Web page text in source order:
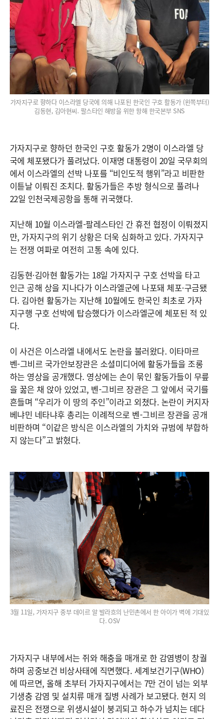
가자지구로 향하다 이스라엘 당국에 의해 나포된 한국인 구호 활동가 (왼쪽부터)
김동현, 김아현씨. 팔스타인 해방을 위한 항해 한국본부 SNS
가자지구로 향하던 한국인 구호 활동가 2명이 이스라엘 당
국에 체포됐다가 풀려났다. 이재명 대통령이 20일 국무회의
에서 이스라엘의 선박 나포를 “비인도적 행위”라고 비판한
이튿날 이뤄진 조치다. 활동가들은 추방 형식으로 풀려나
22일 인천국제공항을 통해 귀국했다.
지난해 10월 이스라엘-팔레스타인 간 휴전 협정이 이뤄졌지
만, 가자지구의 위기 상황은 더욱 심화하고 있다. 가자지구
는 전쟁 여파로 여전히 고통 속에 있다.
김동현·김아현 활동가는 18일 가자지구 구호 선박을 타고
인근 공해 상을 지나다가 이스라엘군에 나포돼 체포·구금됐
다. 김아현 활동가는 지난해 10월에도 한국인 최초로 가자
지구행 구호 선박에 탑승했다가 이스라엘군에 체포된 적 있
다.
이 사건은 이스라엘 내에서도 논란을 불러왔다. 이타마르
벤-그비르 국가안보장관은 소셜미디어에 활동가들을 조롱
하는 영상을 공개했다. 영상에는 손이 묶인 활동가들이 무릎
을 꿇은 채 앉아 있었고, 벤-그비르 장관은 그 앞에서 국기를
흔들며 “우리가 이 땅의 주인”이라고 외쳤다. 논란이 커지자
베냐민 네타냐후 총리는 이례적으로 벤-그비르 장관을 공개
비판하며 “이같은 방식은 이스라엘의 가치와 규범에 부합하
지 않는다”고 밝혔다.
3월 11일, 가자지구 중부 데이르 알 발라흐의 난민촌에서 한 아이가 벽에 기대있
다. OSV
가자지구 내부에서는 쥐와 해충을 매개로 한 감염병이 창궐
하며 공중보건 비상사태에 직면했다. 세계보건기구(WHO)
에 따르면, 올해 초부터 가자지구에서는 7만 건이 넘는 외부
기생충 감염 및 설치류 매개 질병 사례가 보고됐다. 현지 의
료진은 전쟁으로 위생시설이 붕괴되고 하수가 넘치는 데다